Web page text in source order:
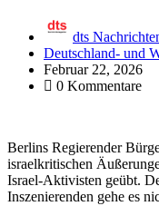
dts
Deutschland- und
Februar 22, 2026
0 Kommentare
Berlins Regierender
israelkritischen
Israel-Aktivisten geübt.
Inszenierenden gehe es